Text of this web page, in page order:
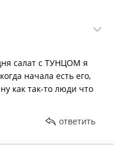
салат с ТУНЦОМ я
начала есть его,
как так-то люди что
ответить